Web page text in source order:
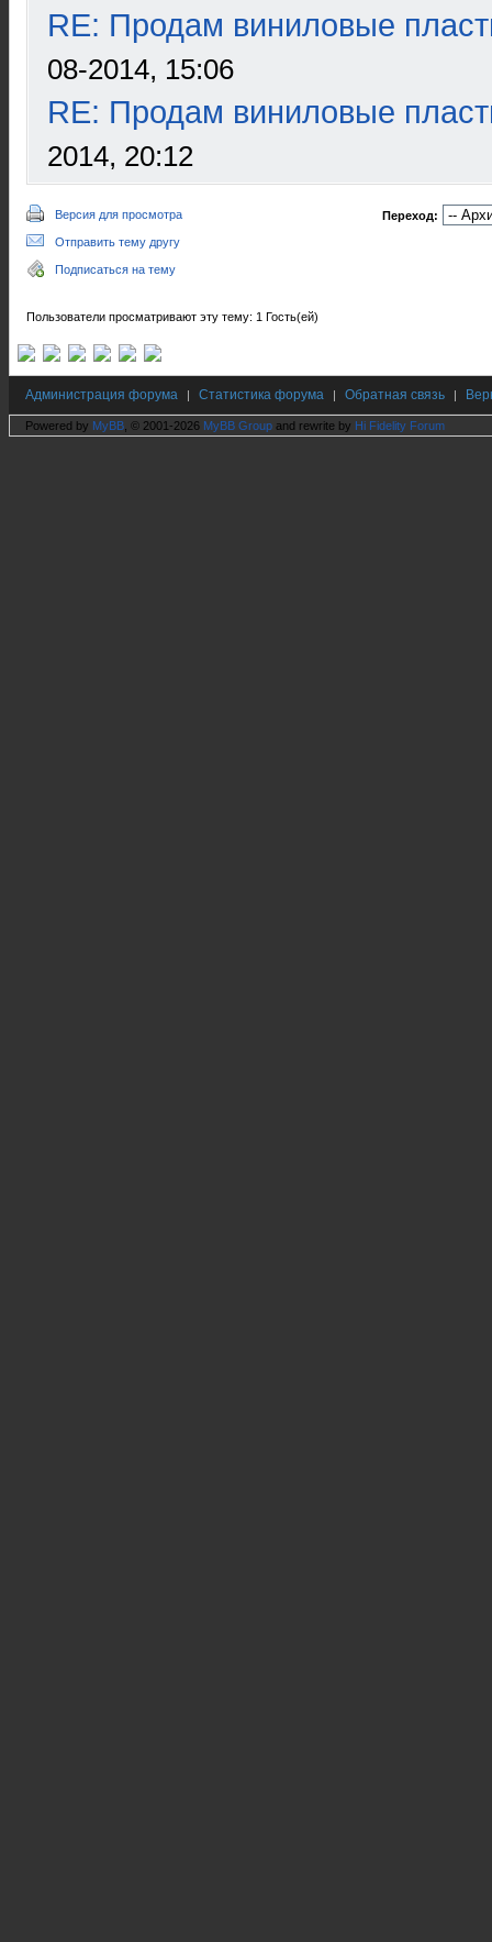
RE: Продам виниловые
08-2014, 15:06
RE: Продам виниловые
2014, 20:12
Версия для просмотра
Отправить тему другу
Подписаться на тему
Переход:
Пользователи просматривают эту тему: 1 Гость(ей)
Администрация форума | Статистика форума | Обратная связь |
Powered by MyBB , © 2001-2026 MyBB Group and rewrite by Hi Fidelity Forum